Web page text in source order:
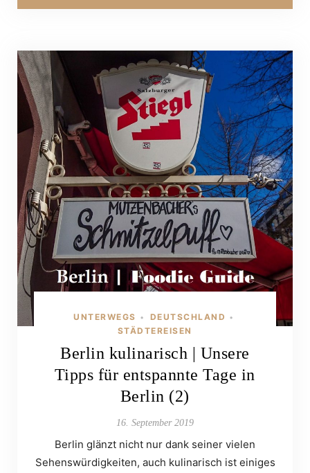
UNTERWEGS • DEUTSCHLAND •
STÄDTEREISEN
Berlin kulinarisch | Unsere
Tipps für entspannte Tage in
Berlin (2)
16. September 2019
Berlin glänzt nicht nur dank seiner vielen
Sehenswürdigkeiten, auch kulinarisch ist einiges